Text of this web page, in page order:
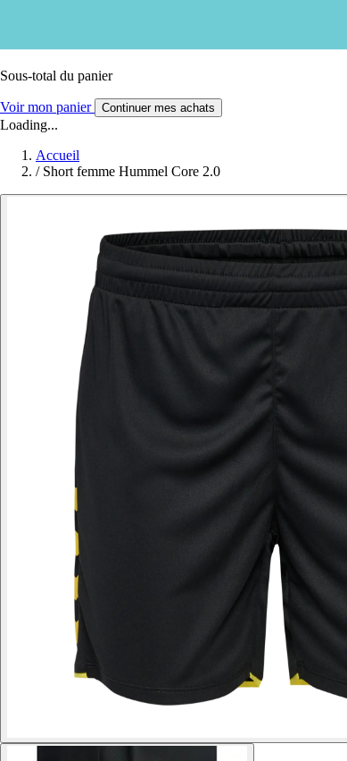
Sous-total du panier
Voir mon panier Continuer mes achats
Loading...
Accueil
/ Short femme Hummel Core 2.0